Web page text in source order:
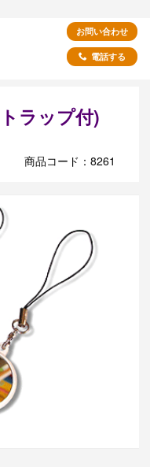
お問い合わせ
電話する
ラップ付)
商品コード：8261